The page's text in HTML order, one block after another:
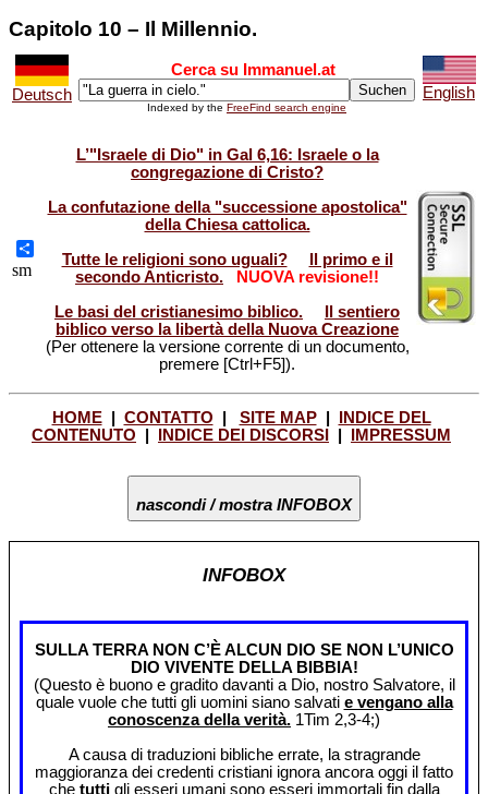
Capitolo 10 – Il Millennio.
Deutsch
Cerca su Immanuel.at
Indexed by the FreeFind search engine
English
Share
sm
L’"Israele di Dio" in Gal 6,16: Israele o la
congregazione di Cristo?
La confutazione della "successione apostolica"
della Chiesa cattolica.
Tutte le religioni sono uguali?
Il primo e il
secondo Anticristo.
NUOVA revisione!!
Le basi del cristianesimo biblico.
Il sentiero
biblico verso la libertà della Nuova Creazione
(Per ottenere la versione corrente di un documento,
premere [Ctrl+F5]).
HOME| CONTATTO SITE MAP|
INDICE DEL
CONTENUTO
INDICE DEI DISCORSI IMPRESSUM
nascondi / mostra INFOBOX
INFOBOX
SULLA TERRA NON C’È ALCUN DIO SE NON L’UNICO
DIO VIVENTE DELLA BIBBIA!
(Questo è buono e gradito davanti a Dio, nostro Salvatore, il
quale vuole che tutti gli uomini siano salvati e vengano alla
conoscenza della verità. 1Tim 2,3-4;)
A causa di traduzioni bibliche errate, la stragrande
maggioranza dei credenti cristiani ignora ancora oggi il fatto
che tuttigli esseri umani sono esseri immortali fin dalla